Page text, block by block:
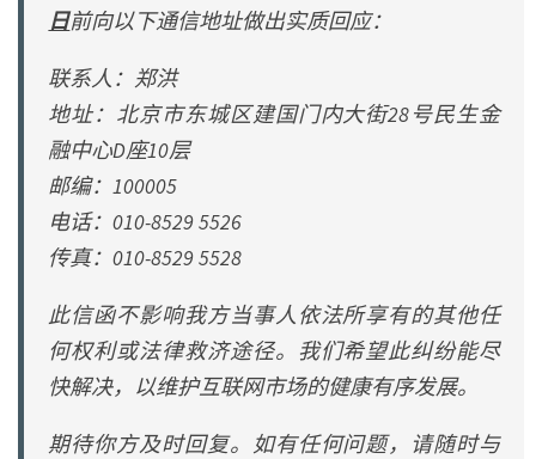
日前向以下通信地址做出实质回应：
联系人：郑洪
地址：北京市东城区建国门内大街28号民生金
融中心D座10层
邮编：100005
电话：010-8529 5526
传真：010-8529 5528
此信函不影响我方当事人依法所享有的其他任
何权利或法律救济途径。我们希望此纠纷能尽
快解决，以维护互联网市场的健康有序发展。
期待你方及时回复。如有任何问题，请随时与